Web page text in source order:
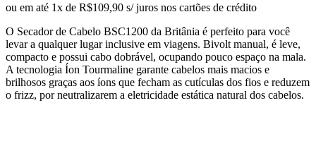
ou em até 1x de R$109,90 s/ juros nos cartões de crédito
O Secador de Cabelo BSC1200 da Britânia é perfeito para você
levar a qualquer lugar inclusive em viagens. Bivolt manual, é leve,
compacto e possui cabo dobrável, ocupando pouco espaço na mala.
A tecnologia Íon Tourmaline garante cabelos mais macios e
brilhosos graças aos íons que fecham as cutículas dos fios e reduzem
o frizz, por neutralizarem a eletricidade estática natural dos cabelos.